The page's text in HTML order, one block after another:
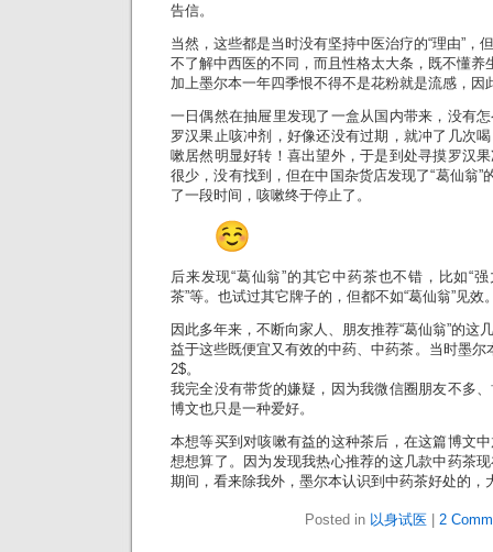
告信。
当然，这些都是当时没有坚持中医治疗的“理由”，
不了解中西医的不同，而且性格太大条，既不懂养
加上墨尔本一年四季恨不得不是花粉就是流感，因
一日偶然在抽屉里发现了一盒从国内带来，没有
罗汉果止咳冲剂，好像还没有过期，就冲了几次
嗽居然明显好转！喜出望外，于是到处寻摸罗汉
很少，没有找到，但在中国杂货店发现了“葛仙翁”
了一段时间，咳嗽终于停止了。
后来发现“葛仙翁”的其它中药茶也不错，比如“
茶”等。也试过其它牌子的，但都不如“葛仙翁”见效
因此多年来，不断向家人、朋友推荐“葛仙翁”的这
益于这些既便宜又有效的中药、中药茶。当时墨尔
2$。
我完全没有带货的嫌疑，因为我微信圈朋友不多
博文也只是一种爱好。
本想等买到对咳嗽有益的这种茶后，在这篇博文
想想算了。因为发现我热心推荐的这几款中药茶
期间，看来除我外，墨尔本认识到中药茶好处的，
Posted in 以身试医| 2